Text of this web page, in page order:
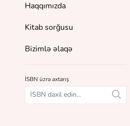
Haqqımızda
Kitab sorğusu
Bizimlə əlaqə
İSBN üzrə axtarış